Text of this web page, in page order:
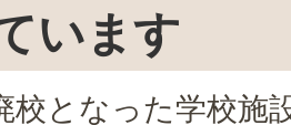
います
校となった学校施